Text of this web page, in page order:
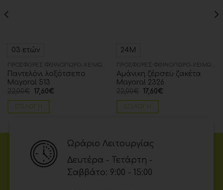
03 ετών
Παντελόνι λοξότσεπο
Mayoral 513
22,00€ 17,60€
ΕΠΙΛΟΓΉ
24Μ
Αμάνικη ζέρσεϋ ζακέτα
Mayoral 2326
22,00€ 17,60€
ΕΠΙΛΟΓΉ
Ωράριο Λειτουργίας
Δευτέρα - Τετάρτη -
Σαββάτο: 9:00 - 15:00